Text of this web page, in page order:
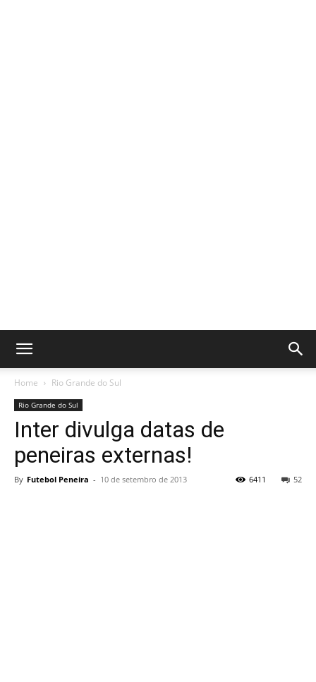
Home Rio Grande do Sul
Rio Grande do Sul
Inter divulga datas de
peneiras externas!
By Futebol Peneira - 10 de setembro de 2013 52
6411